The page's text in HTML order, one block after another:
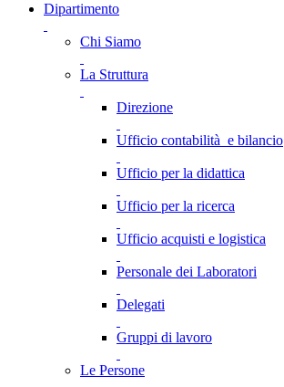
Dipartimento
Chi Siamo
La Struttura
Direzione
Ufficio contabilità e bilancio
Ufficio per la didattica
Ufficio per la ricerca
Ufficio acquisti e logistica
Personale dei Laboratori
Delegati
Gruppi di lavoro
Le Persone